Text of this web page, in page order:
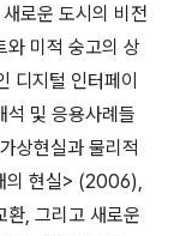
로운 도시의 비전
미적 숭고의 상
디지털 인터페이
석 및 응용사례들
상현실과 물리적
의 현실> (2006),
환, 그리고 새로운